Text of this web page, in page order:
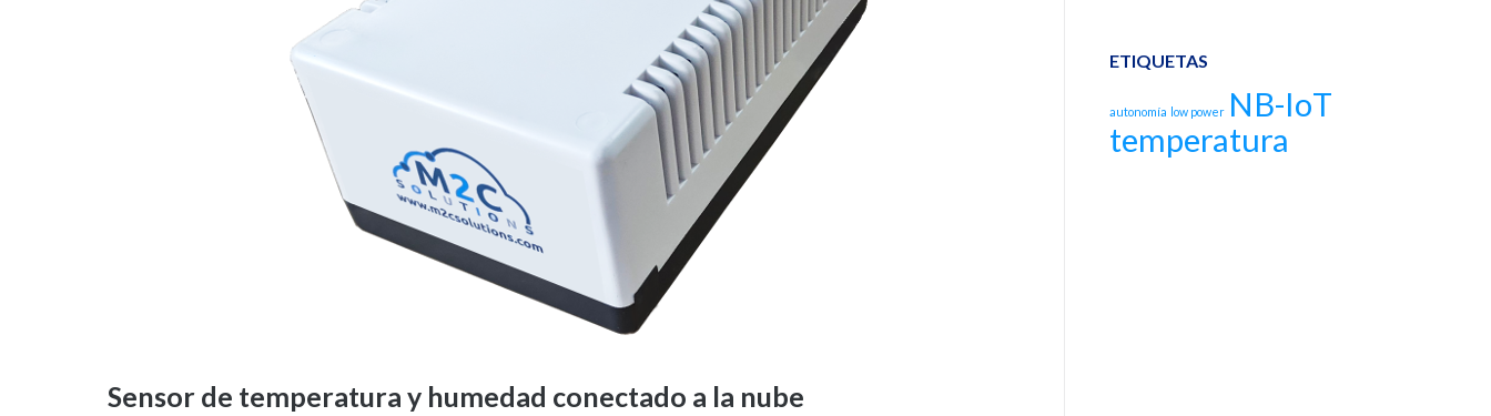
Sensor de temperatura y humedad conectado a la nube
ETIQUETAS
autonomía low power NB-IoT
temperatura